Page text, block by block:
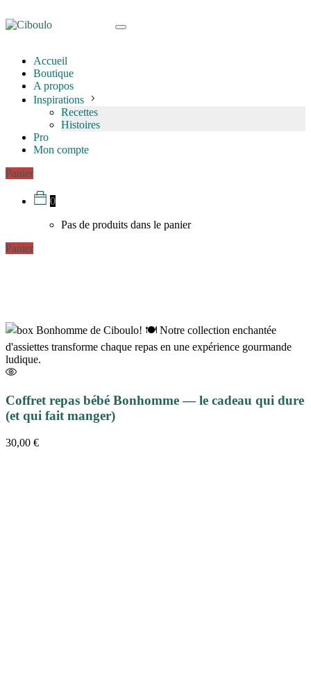
Accueil
Boutique
A propos
Inspirations
Recettes
Histoires
Pro
Mon compte
Panier
0
Pas de produits dans le panier
Panier
Coffret repas bébé Bonhomme — le cadeau qui dure
(et qui fait manger)
30,00 €